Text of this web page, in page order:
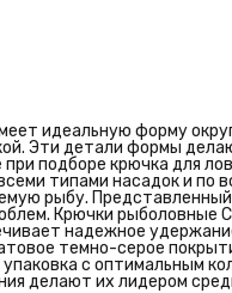
идеальную форму
Эти детали формы
подборе крючка для
типами насадок и по
рыбу.
Крючки рыболовные
надежное
темно-серое
с оптимальным
делают их лидером